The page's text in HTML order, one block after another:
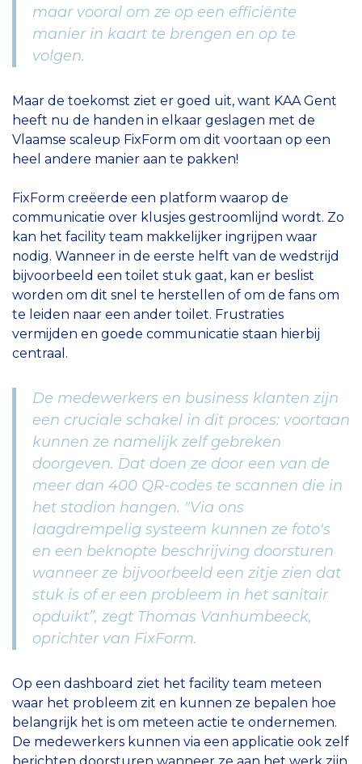
maar vooral om ze op een efficiënte
manier in kaart te brengen en op te
volgen.
Maar de toekomst ziet er goed uit, want KAA Gent
heeft nu de handen in elkaar geslagen met de
Vlaamse scaleup FixForm om dit voortaan op een
heel andere manier aan te pakken!
FixForm creëerde een platform waarop de
communicatie over klusjes gestroomlijnd wordt. Zo
kan het facility team makkelijker ingrijpen waar
nodig. Wanneer in de eerste helft van de wedstrijd
bijvoorbeeld een toilet stuk gaat, kan er beslist
worden om dit snel te herstellen of om de fans om
te leiden naar een ander toilet. Frustraties
vermijden en goede communicatie staan hierbij
centraal.
De medewerkers en business klanten zijn
een cruciale schakel in dit proces: voortaan
kunnen ze namelijk zelf gebreken
doorgeven. Dat doen ze door een van de
meer dan 400 QR-codes te scannen die in
het stadion hangen. "Via ons
laagdrempelig systeem kunnen ze foto's
en een beknopte beschrijving doorsturen
wanneer ze bijvoorbeeld een zitje zien dat
stuk is of er een probleem in het sanitair
opduikt”, zegt Thomas Vanhumbeeck,
oprichter van FixForm.
Op een dashboard ziet het facility team meteen
waar het probleem zit en kunnen ze bepalen hoe
belangrijk het is om meteen actie te ondernemen.
De medewerkers kunnen via een applicatie ook zelf